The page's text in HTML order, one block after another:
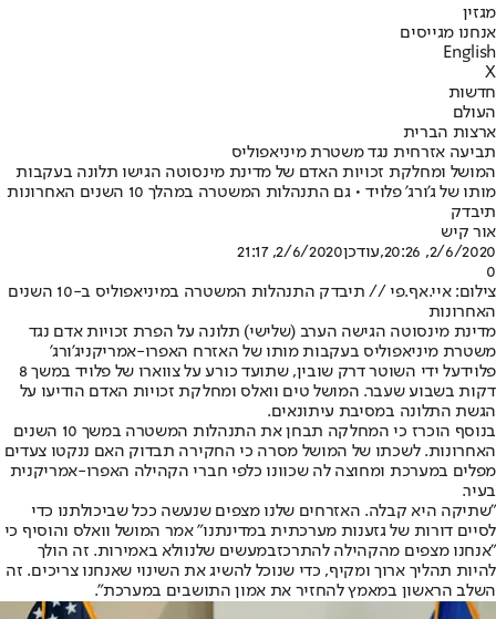
מגזין
אנחנו מגייסים
English
X
חדשות
העולם
ארצות הברית
תביעה אזרחית נגד משטרת מיניאפוליס
המושל ומחלקת זכויות האדם של מדינת מינסוטה הגישו תלונה בעקבות
מותו של ג'ורג' פלויד • גם התנהלות המשטרה במהלך 10 השנים האחרונות
תיבדק
אור קיש
2/6/2020, 20:26
,עודכן2/6/2020, 21:17
0
צילום: איי.אף.פי // תיבדק התנהלות המשטרה במיניאפוליס ב-10 השנים
האחרונות
מדינת מינסוטה הגישה הערב (שלישי) תלונה על הפרת זכויות אדם נגד
משטרת מיניאפוליס בעקבות מותו של האזרח האפרו-אמריקניג'ורג'
פלויד
על ידי השוטר דרק שובין, שתועד כורע על צווארו של פלויד במשך 8
דקות בשבוע שעבר. המושל טים וואלס ומחלקת זכויות האדם הודיעו על
הגשת התלונה במסיבת עיתונאים.
בנוסף הוכרז כי המחלקה תבחן את התנהלות המשטרה במשך 10 השנים
האחרונות. לשכתו של המושל מסרה כי החקירה תבדוק האם ננקטו צעדים
מפלים במערכת ומחוצה לה שכוונו כלפי חברי הקהילה האפרו-אמריקנית
בעיר.
"שתיקה היא קבלה. האזרחים שלנו מצפים שנעשה ככל שביכולתנו כדי
לסיים דורות של גזענות מערכתית במדינתנו" אמר המושל וואלס והוסיף כי
"אנחנו מצפים מהקהילה להתרכזבמעשים שלנוולא באמירות. זה הולך
להיות תהליך ארוך ומקיף, כדי שנוכל להשיג את השינוי שאנחנו צריכים. זה
השלב הראשון במאמץ להחזיר את אמון התושבים במערכת".